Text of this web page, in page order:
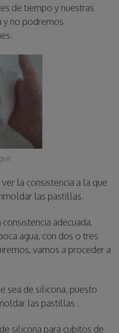
de tiempo y nuestras
y no podremos
la consistencia a la que
las pastillas.
adecuada,
agua, con dos o tres
vamos a proceder a
sea de silicona, puesto
las pastillas .
silicona para cubitos de